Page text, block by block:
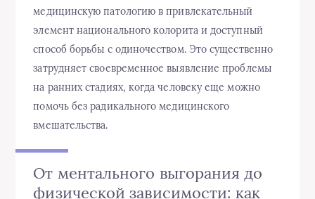
медицинскую патологию в привлекательный
элемент национального колорита и доступный
способ борьбы с одиночеством. Это существенно
затрудняет своевременное выявление проблемы
на ранних стадиях, когда человеку еще можно
помочь без радикального медицинского
вмешательства.
От ментального выгорания до
физической зависимости: как